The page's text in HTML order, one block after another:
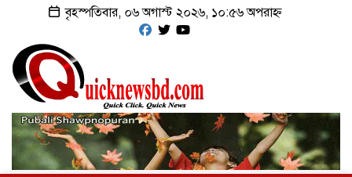
বৃহস্পতিবার, ০৬ অগাস্ট ২০২৬, ১০:৫৬ অপরাহ্ন